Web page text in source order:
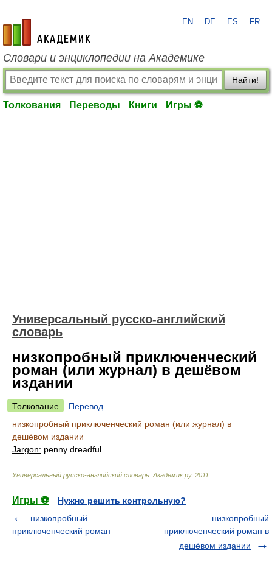
academic.ru
EN DE ES FR
Словари и энциклопедии на Академике
Найти!
Толкования Переводы Книги Игры ⚽
Универсальный русско-английский
словарь
низкопробный приключенческий
роман (или журнал) в дешёвом
издании
Толкование
Перевод
низкопробный приключенческий роман (или журнал) в
дешёвом издании
Jargon: penny dreadful
Универсальный русско-английский словарь Академик.ру. 2011
Игры ⚽
Нужно решить контрольную?
низкопробный
приключенческий роман
низкопробный
приключенческий роман в
дешёвом издании